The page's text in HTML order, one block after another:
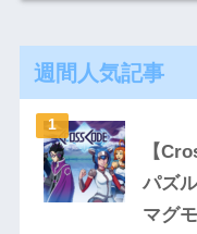
週間人気記事
【
パズ
マグ